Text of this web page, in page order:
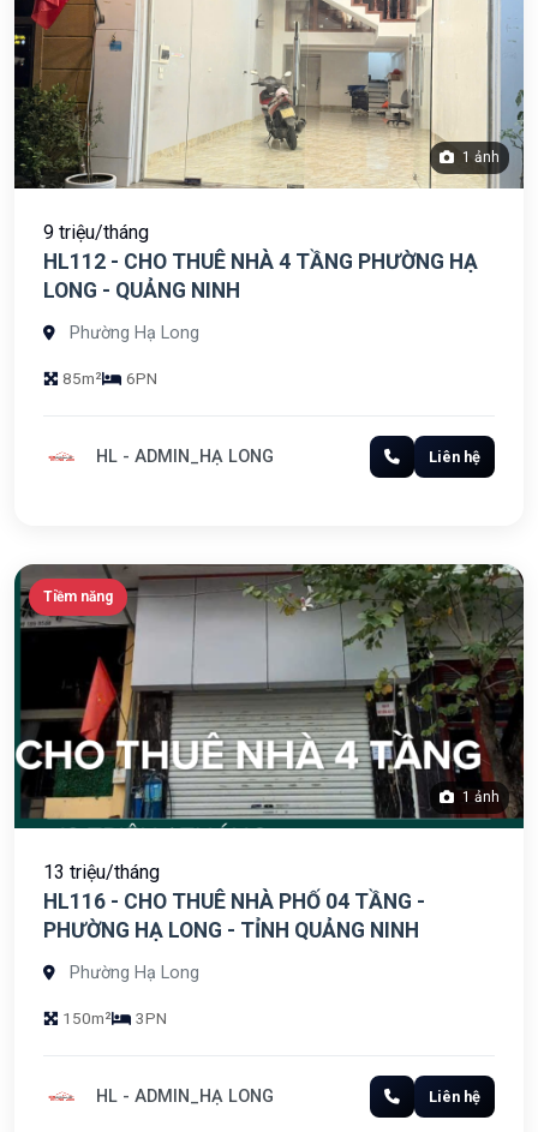
1 ảnh
9 triệu/tháng
HL112 - CHO THUÊ NHÀ 4 TẦNG PHƯỜNG HẠ
LONG - QUẢNG NINH
Phường Hạ Long
85m² 6PN
HL - ADMIN_HẠ LONG Liên hệ
Tiềm năng
1 ảnh
13 triệu/tháng
HL116 - CHO THUÊ NHÀ PHỐ 04 TẦNG -
PHƯỜNG HẠ LONG - TỈNH QUẢNG NINH
Phường Hạ Long
150m² 3PN
HL - ADMIN_HẠ LONG Liên hệ